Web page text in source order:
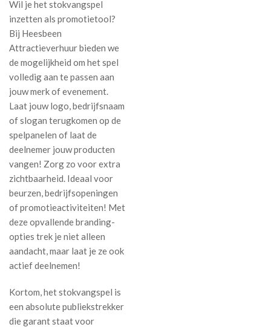
Wil je het stokvangspel
inzetten als promotietool?
Bij Heesbeen
Attractieverhuur bieden we
de mogelijkheid om het spel
volledig aan te passen aan
jouw merk of evenement.
Laat jouw logo, bedrijfsnaam
of slogan terugkomen op de
spelpanelen of laat de
deelnemer jouw producten
vangen! Zorg zo voor extra
zichtbaarheid. Ideaal voor
beurzen, bedrijfsopeningen
of promotieactiviteiten! Met
deze opvallende branding-
opties trek je niet alleen
aandacht, maar laat je ze ook
actief deelnemen!
Kortom, het stokvangspel is
een absolute publiekstrekker
die garant staat voor